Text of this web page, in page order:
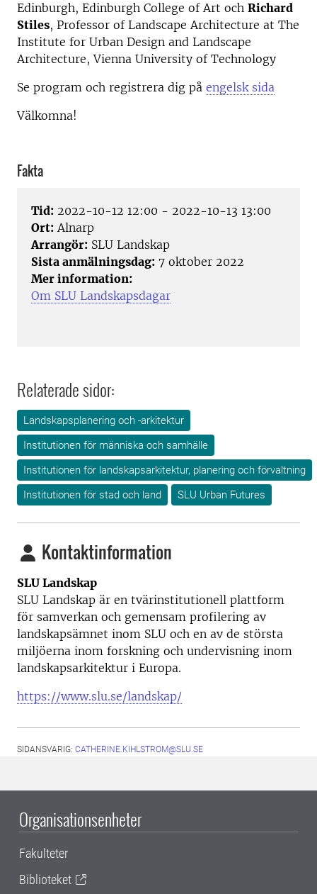
Edinburgh, Edinburgh College of Art och Richard
Stiles, Professor of Landscape Architecture at The
Institute for Urban Design and Landscape
Architecture, Vienna University of Technology
Se program och registrera dig på engelsk sida
Välkomna!
Fakta
Tid: 2022-10-12 12:00 - 2022-10-13 13:00
Ort: Alnarp
Arrangör: SLU Landskap
Sista anmälningsdag: 7 oktober 2022
Mer information:
Om SLU Landskapsdagar
Relaterade sidor:
Landskapsplanering och -arkitektur
Institutionen för människa och samhälle
Institutionen för landskapsarkitektur, planering och förvaltning
Institutionen för stad och land
SLU Urban Futures
Kontaktinformation
SLU Landskap
SLU Landskap är en tvärinstitutionell plattform
för samverkan och gemensam profilering av
landskapsämnet inom SLU och en av de största
miljöerna inom forskning och undervisning inom
landskapsarkitektur i Europa.
https://www.slu.se/landskap/
SIDANSVARIG: CATHERINE.KIHLSTROM@SLU.SE
Organisationsenheter
Fakulteter
Biblioteket